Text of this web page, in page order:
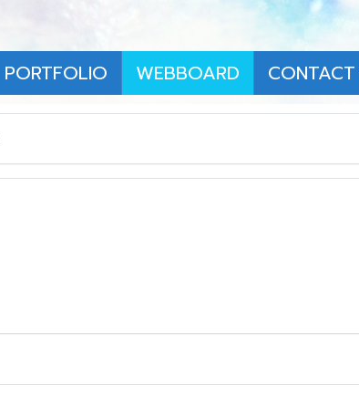
PORTFOLIO WEBBOARD